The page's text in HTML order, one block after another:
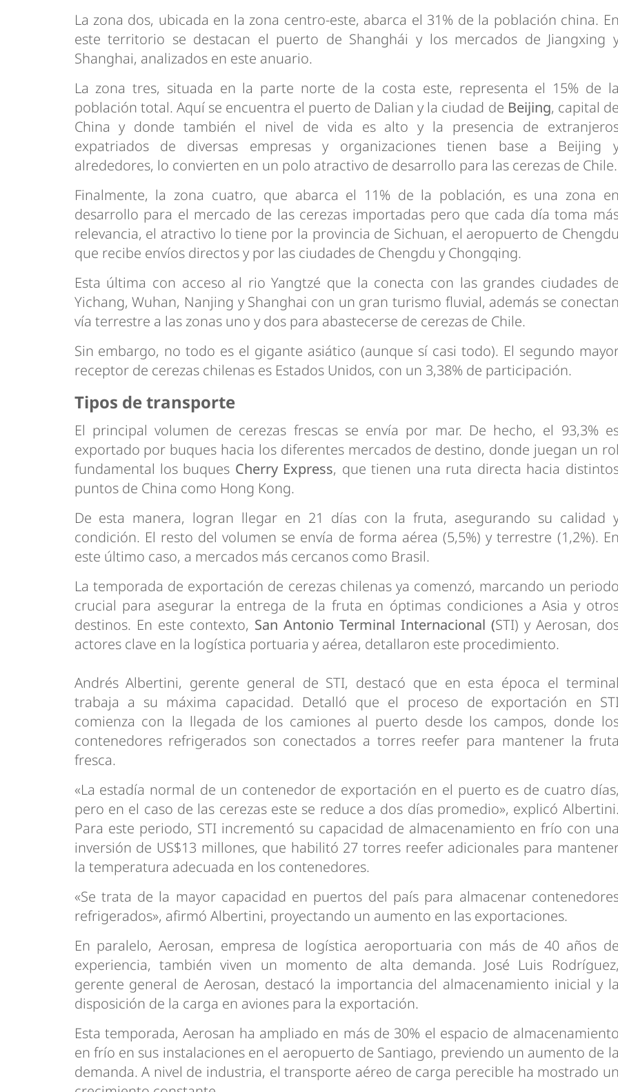
La zona dos, ubicada en la zona centro-este, abarca el 31% de la población china. En
este territorio se destacan el puerto de Shanghái y los mercados de Jiangxing
Shanghai, analizados en este anuario.
La zona tres, situada en la parte norte de la costa este, representa el 15% de la
población total. Aquí se encuentra el puerto de Dalian y la ciudad de Beijing, capital de
China y donde también el nivel de vida es alto y la presencia de
expatriados de diversas empresas y organizaciones tienen base a Beijing
alrededores, lo convierten en un polo atractivo de desarrollo para las cerezas de Chile.
Finalmente, la zona cuatro, que abarca el 11% de la población, es una zona en
desarrollo para el mercado de las cerezas importadas pero que cada día toma
relevancia, el atractivo lo tiene por la provincia de Sichuan, el aeropuerto de Chengdu
que recibe envíos directos y por las ciudades de Chengdu y Chongqing.
Esta última con acceso al rio Yangtzé que la conecta con las grandes ciudades de
Yichang, Wuhan, Nanjing y Shanghai con un gran turismo fluvial, además se conectan
vía terrestre a las zonas uno y dos para abastecerse de cerezas de Chile.
Sin embargo, no todo es el gigante asiático (aunque sí casi todo). El segundo
receptor de cerezas chilenas es Estados Unidos, con un 3,38% de participación.
Tipos de transporte
El principal volumen de cerezas frescas se envía por mar. De hecho, el 93,3%
exportado por buques hacia los diferentes mercados de destino, donde juegan un rol
fundamental los buques Cherry Express, que tienen una ruta directa hacia
puntos de China como Hong Kong.
De esta manera, logran llegar en 21 días con la fruta, asegurando su calidad
condición. El resto del volumen se envía de forma aérea (5,5%) y terrestre (1,2%). En
este último caso, a mercados más cercanos como Brasil.
La temporada de exportación de cerezas chilenas ya comenzó, marcando un periodo
crucial para asegurar la entrega de la fruta en óptimas condiciones a Asia y
destinos. En este contexto, San Antonio Terminal Internacional (STI) y Aerosan,
actores clave en la logística portuaria y aérea, detallaron este procedimiento.
Andrés Albertini, gerente general de STI, destacó que en esta época el terminal
trabaja a su máxima capacidad. Detalló que el proceso de exportación en
comienza con la llegada de los camiones al puerto desde los campos, donde
contenedores refrigerados son conectados a torres reefer para mantener la fruta
fresca.
«La estadía normal de un contenedor de exportación en el puerto es de cuatro días,
pero en el caso de las cerezas este se reduce a dos días promedio», explicó Albertini.
Para este periodo, STI incrementó su capacidad de almacenamiento en frío con una
inversión de US$13 millones, que habilitó 27 torres reefer adicionales para
la temperatura adecuada en los contenedores.
«Se trata de la mayor capacidad en puertos del país para almacenar
refrigerados», afirmó Albertini, proyectando un aumento en las exportaciones.
En paralelo, Aerosan, empresa de logística aeroportuaria con más de 40 años de
experiencia, también viven un momento de alta demanda. José Luis Rodríguez,
gerente general de Aerosan, destacó la importancia del almacenamiento inicial y la
disposición de la carga en aviones para la exportación.
Esta temporada, Aerosan ha ampliado en más de 30% el espacio de almacenamiento
en frío en sus instalaciones en el aeropuerto de Santiago, previendo un aumento de la
demanda. A nivel de industria, el transporte aéreo de carga perecible ha mostrado un